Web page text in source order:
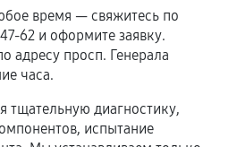
попадание влаги,
ремонт или вмешательство
деталей, если иное не
время — свяжитесь по
62 и оформите заявку.
адресу просп. Генерала
часа.
тщательную диагностику,
испытание